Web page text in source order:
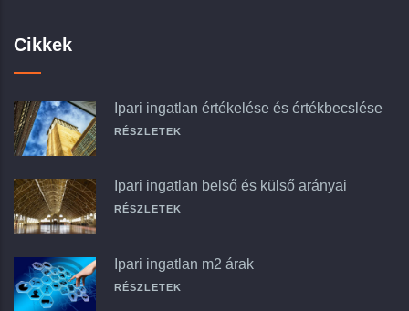
Cikkek
Ipari ingatlan értékelése és értékbecslése
RÉSZLETEK
Ipari ingatlan belső és külső arányai
RÉSZLETEK
Ipari ingatlan m2 árak
RÉSZLETEK